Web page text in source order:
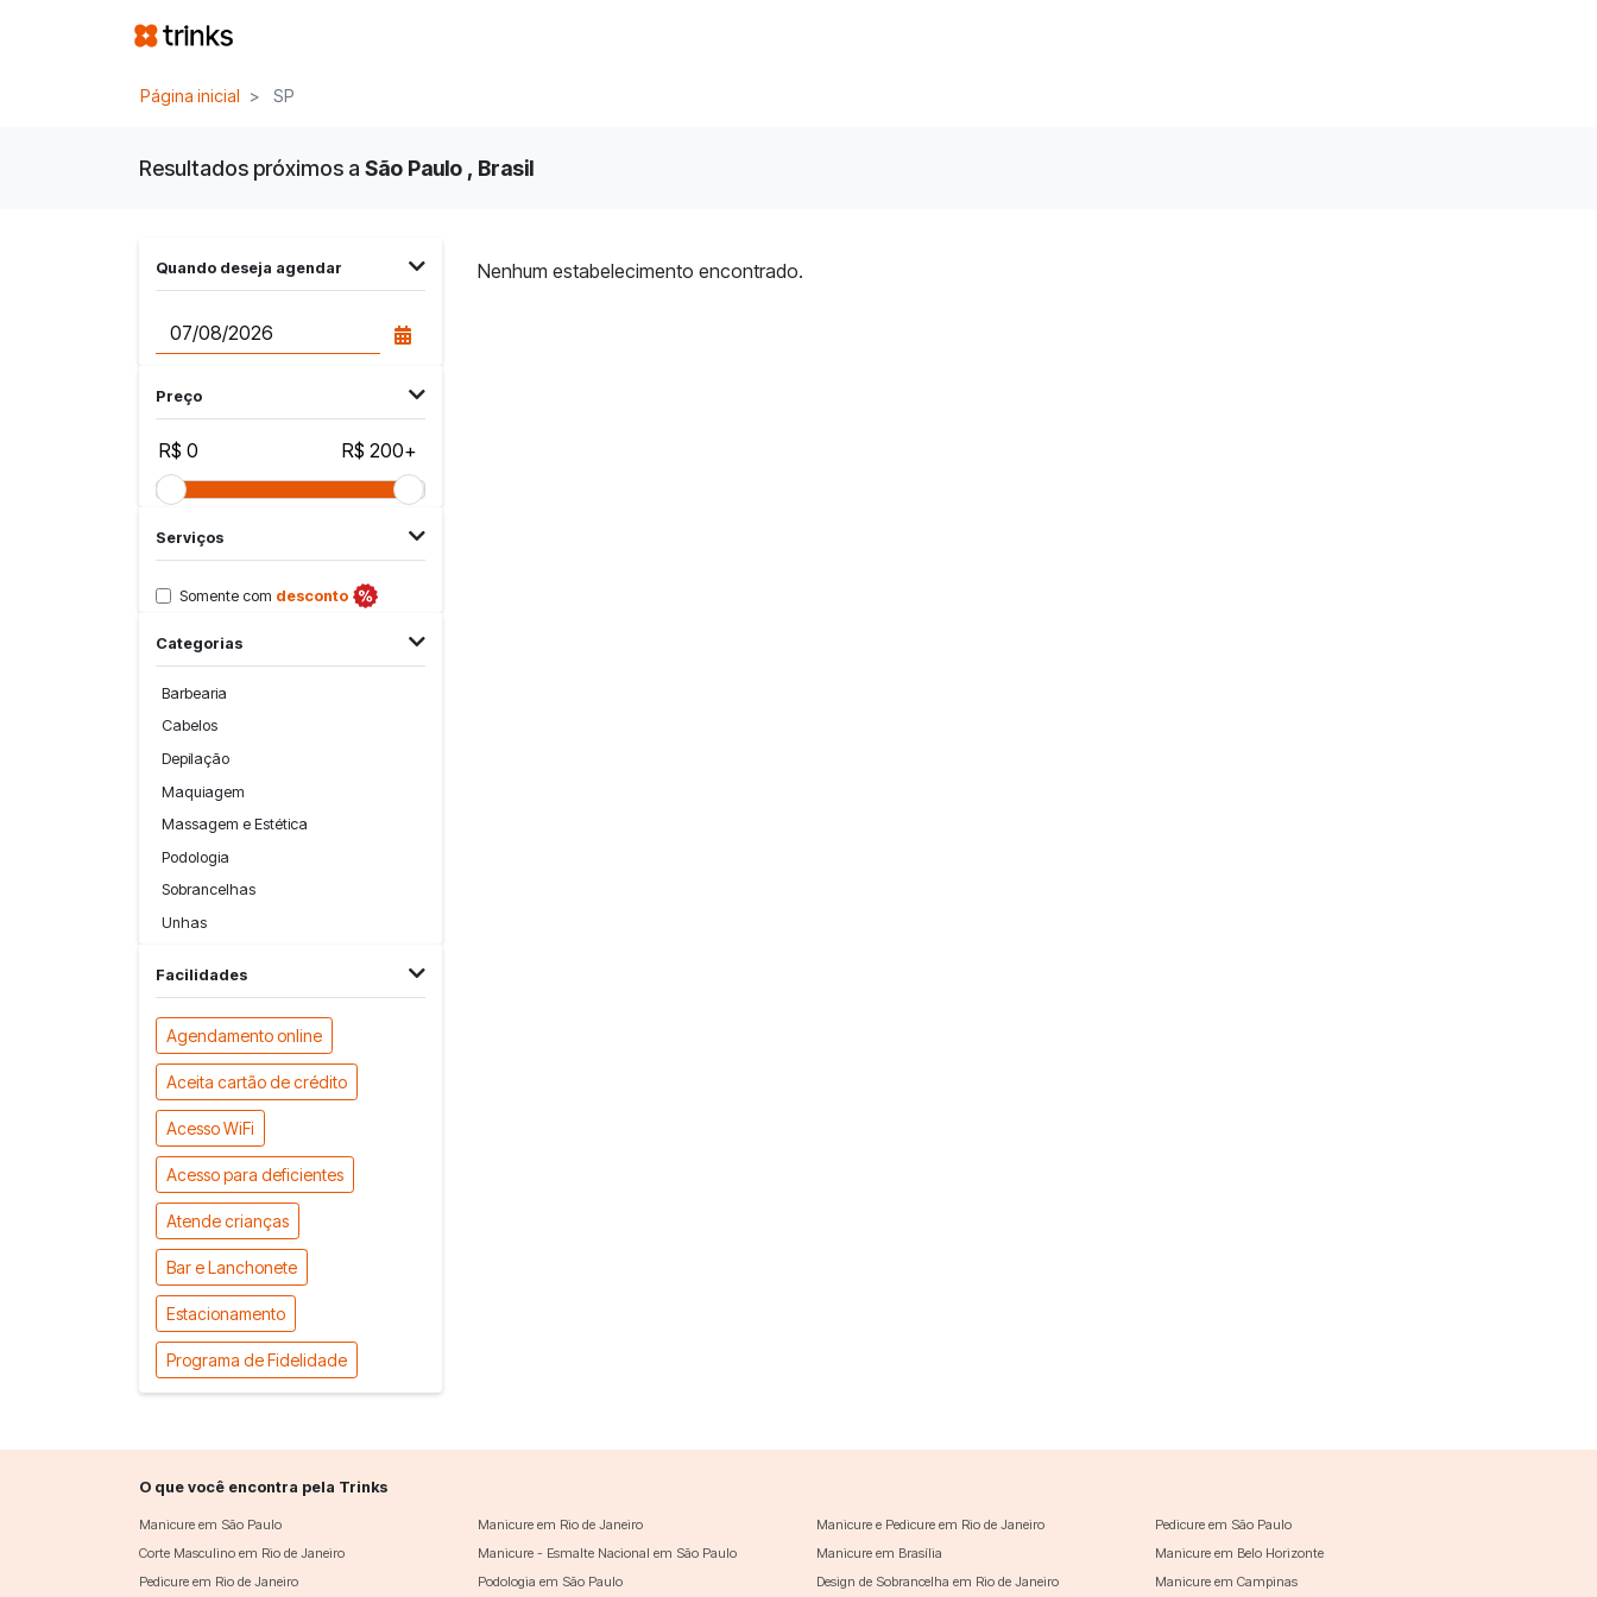
Página inicial SP
Resultados próximos a São Paulo , Brasil
Quando deseja agendar
Preço
R$ 0 R$ 200+
Serviços
Somente com desconto
Categorias
Barbearia
Cabelos
Depilação
Maquiagem
Massagem e Estética
Podologia
Sobrancelhas
Unhas
Facilidades
Agendamento online
Aceita cartão de crédito
Acesso WiFi
Acesso para deficientes
Atende crianças
Bar e Lanchonete
Estacionamento
Programa de Fidelidade
Nenhum estabelecimento encontrado.
O que você encontra pela Trinks
Manicure em São Paulo Manicure em Rio de Janeiro Manicure e Pedicure em Rio de Janeiro
Pedicure em São Paulo
Corte Masculino em Rio de Janeiro
Manicure - Esmalte Nacional em São Paulo Manicure em Brasília
Manicure em Belo Horizonte
Pedicure em Rio de Janeiro
Podologia em São Paulo Design de Sobrancelha em Rio de Janeiro Manicure em Campinas